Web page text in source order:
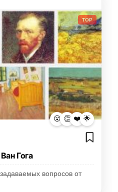
TOP
😮 👏 ❤️ 🌟
Гога
вопросов от